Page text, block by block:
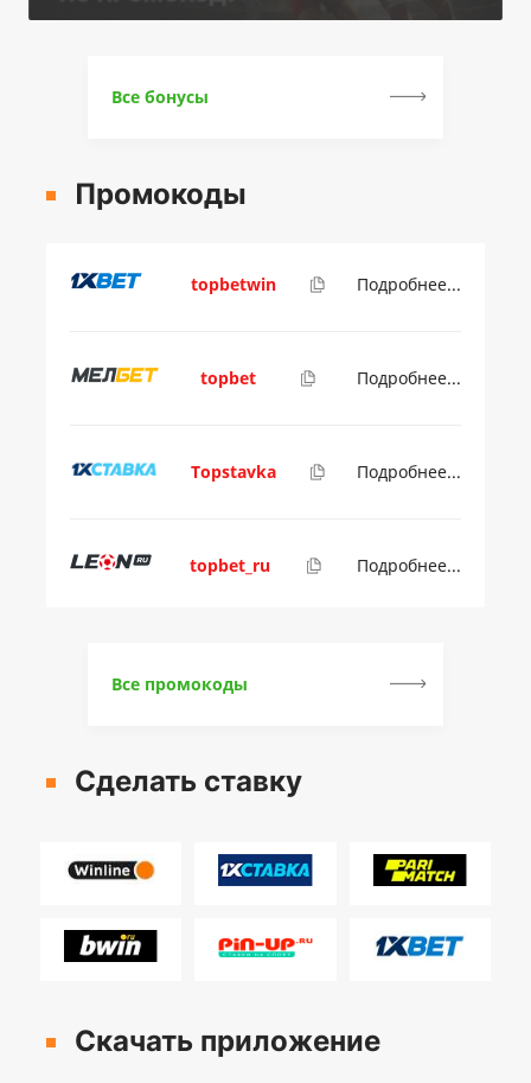
Все бонусы
Промокоды
topbetwin Подробнее...
topbet Подробнее...
Topstavka Подробнее...
topbet_ru Подробнее...
Все промокоды
Сделать ставку
Скачать приложение